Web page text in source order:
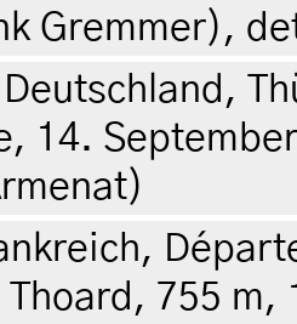
Gremmer),
14.
Thoard, 755